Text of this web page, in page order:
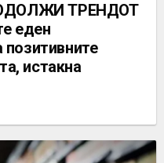
ТРЕНДОТ
еден
позитивните
истакна